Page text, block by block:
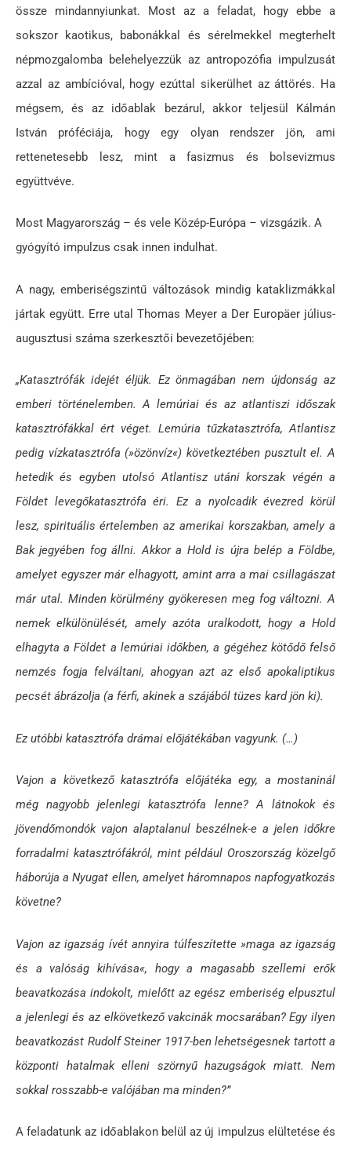
össze mindannyiunkat. Most az a feladat, hogy ebbe a
sokszor kaotikus, babonákkal és sérelmekkel megterhelt
népmozgalomba belehelyezzük az antropozófia impulzusát
azzal az ambícióval, hogy ezúttal sikerülhet az áttörés. Ha
mégsem, és az időablak bezárul, akkor teljesül Kálmán
István próféciája, hogy egy olyan rendszer jön, ami
rettenetesebb lesz, mint a fasizmus és bolsevizmus
együttvéve.
Most Magyarország – és vele Közép-Európa – vizsgázik. A
gyógyító impulzus csak innen indulhat.
A nagy, emberiségszintű változások mindig kataklizmákkal
jártak együtt. Erre utal Thomas Meyer a Der Europäer július-
augusztusi száma szerkesztői bevezetőjében:
„Katasztrófák idejét éljük. Ez önmagában nem újdonság az
emberi történelemben. A lemúriai és az atlantiszi időszak
katasztrófákkal ért véget. Lemúria tűzkatasztrófa, Atlantisz
pedig vízkatasztrófa (»özönvíz«) következtében pusztult el. A
hetedik és egyben utolsó Atlantisz utáni korszak végén a
Földet levegőkatasztrófa éri. Ez a nyolcadik évezred körül
lesz, spirituális értelemben az amerikai korszakban, amely a
Bak jegyében fog állni. Akkor a Hold is újra belép a Földbe,
amelyet egyszer már elhagyott, amint arra a mai csillagászat
már utal. Minden körülmény gyökeresen meg fog változni. A
nemek elkülönülését, amely azóta uralkodott, hogy a Hold
elhagyta a Földet a lemúriai időkben, a gégéhez kötődő felső
nemzés fogja felváltani, ahogyan azt az első apokaliptikus
pecsét ábrázolja (a férfi, akinek a szájából tüzes kard jön ki).
Ez utóbbi katasztrófa drámai előjátékában vagyunk. (…)
Vajon a következő katasztrófa előjátéka egy, a mostaninál
még nagyobb jelenlegi katasztrófa lenne? A látnokok és
jövendőmondók vajon alaptalanul beszélnek-e a jelen időkre
forradalmi katasztrófákról, mint például Oroszország közelgő
háborúja a Nyugat ellen, amelyet háromnapos napfogyatkozás
követne?
Vajon az igazság ívét annyira túlfeszítette »maga az igazság
és a valóság kihívása«, hogy a magasabb szellemi erők
beavatkozása indokolt, mielőtt az egész emberiség elpusztul
a jelenlegi és az elkövetkező vakcinák mocsarában? Egy ilyen
beavatkozást Rudolf Steiner 1917-ben lehetségesnek tartott a
központi hatalmak elleni szörnyű hazugságok miatt. Nem
sokkal rosszabb-e valójában ma minden?”
A feladatunk az időablakon belül az új impulzus elültetése és